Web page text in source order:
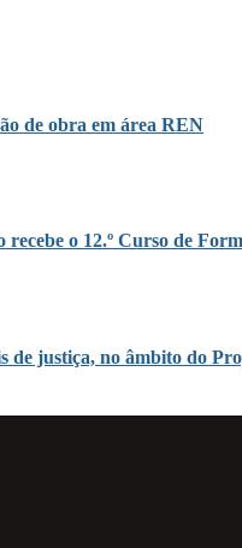
de obra em área REN
o 12.º Curso de
justiça, no âmbito do